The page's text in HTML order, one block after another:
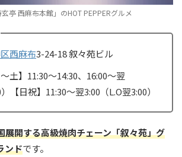
亭 西麻布本館」のHOT PEPPERグルメ
西麻布3-24-18 叙々苑ビル
土】11:30〜14:30、16:00〜翌
【日祝】11:30〜翌3:00（L.O翌3:00）
展開する高級焼肉チェーン「叙々苑」グ
ンドです。